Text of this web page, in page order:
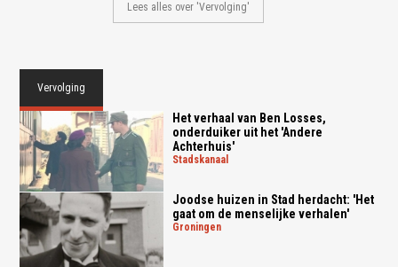
Lees alles over 'Vervolging'
Vervolging
Het verhaal van Ben Losses,
onderduiker uit het 'Andere
Achterhuis'
stadskanaal
Joodse huizen in Stad herdacht: 'Het
gaat om de menselijke verhalen'
groningen